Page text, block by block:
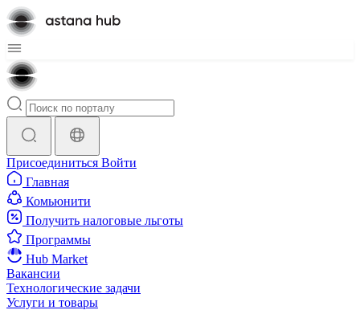
Присоединиться Войти
Главная
Комьюнити
Получить налоговые льготы
Программы
Hub Market
Вакансии
Технологические задачи
Услуги и товары